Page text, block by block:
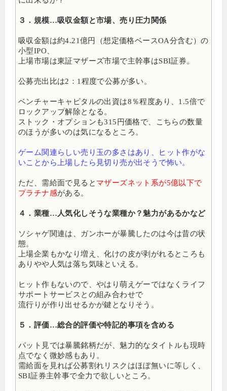
３．規模…吸収金額と市場、売り圧力関係
吸収金額は約4.21億円（想定価格ベースOA分含む）の
小型IPO、
上場市場は東証マザーズ市場で主幹事はSBI証券。
公募売出比は2：1程度で公募が多い。
ベンチャーキャピタルの出資は8％程度あり、1.5倍で
ロックアップ解除となる。
ストック・オプションも315円価格で、こちらの数量
のほうが多いのは気になるところ。
ゲーム関連らしい売り玉の多さはあり、ヒット作がな
いことから上場したら見切り売が出そうで怖い。
ただ、需給面で見ると マザーズネット系が5億以下で
プラチナ感がある。
４．業種…人気化しそうな業種か？魅力があるかなど
ソシャゲ関連は、ガンホーが暴騰したのは今は昔の状
態。
上場企業もかなり増え、化けの皮が剥がれるところも
ありやや人気は落ち気味といえる。
ヒット作もないので、やはり萌えゲーではなくライフ
サポートサービスとの組み合わせで
流行りが作り出せるかが鍵となりそう。
５．評価…総合的評価や特記的事項を含める
パット見では暴騰銘柄だが、魅力的なタイトルも現時
点でなく微妙感もあり。
需給面を見れば公募割れリスクはほぼ無いに等しく、
SBI証券主幹事で全力で欲しいところ。